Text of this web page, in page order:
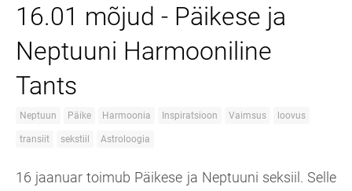
16.01 mõjud - Päikese ja
Neptuuni Harmooniline
Tants
Neptuun Päike Harmoonia Inspiratsioon Vaimsus loovus
transiit sekstiil Astroloogia
16 jaanuar toimub Päikese ja Neptuuni seksiil. Selle